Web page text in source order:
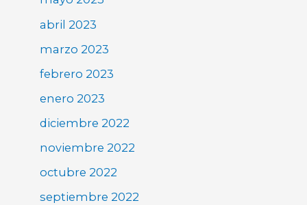
abril 2023
marzo 2023
febrero 2023
enero 2023
diciembre 2022
noviembre 2022
octubre 2022
septiembre 2022